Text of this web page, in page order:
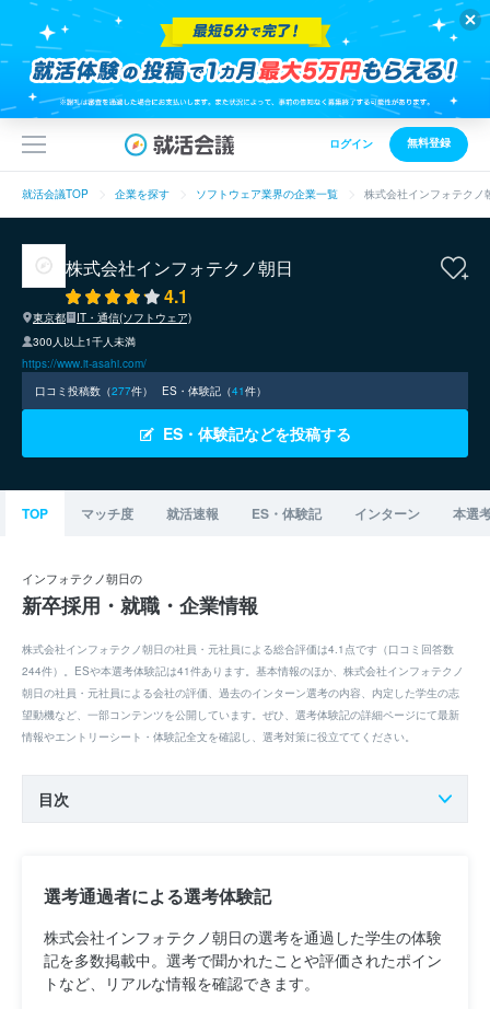
ログイン 無料登録
就活会議TOP 企業を探す ソフトウェア業界の企業一覧 株式会社インフォテクノ
株式会社インフォテクノ朝日
4.1
東京都
IT・通信(ソフトウェア)
300人以上1千人未満
https://www.it-asahi.com/
口コミ投稿数（277件） ES・体験記（41件）
ES・体験記などを投稿する
TOP マッチ度 就活速報 ES・体験記 インターン 本選
インフォテクノ朝日の
新卒採用・就職・企業情報
株式会社インフォテクノ朝日の社員・元社員による総合評価は4.1点です（口コミ回答数
244件）。ESや本選考体験記は41件あります。基本情報のほか、株式会社インフォテクノ
朝日の社員・元社員による会社の評価、過去のインターン選考の内容、内定した学生の志
望動機など、一部コンテンツを公開しています。ぜひ、選考体験記の詳細ページにて最新
情報やエントリーシート・体験記全文を確認し、選考対策に役立ててください。
目次
選考通過者による選考体験記
株式会社インフォテクノ朝日の選考を通過した学生の体験
記を多数掲載中。選考で聞かれたことや評価されたポイン
トなど、リアルな情報を確認できます。